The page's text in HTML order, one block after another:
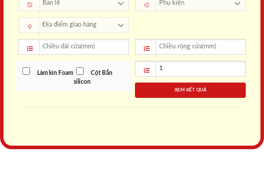
Làm kín Foam
Cột Bắn
silicon
XEM KẾT QUẢ